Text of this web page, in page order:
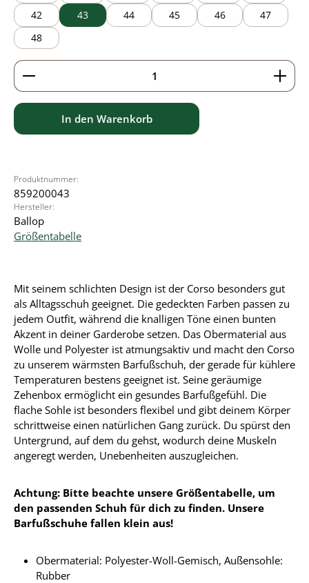
42
43 44 45 46
47
48
Produkt Anzahl: Gib den gewünschten Wert ein
In den Warenkorb
Produktnummer:
859200043
Hersteller:
Ballop
Größentabelle
Mit seinem schlichten Design ist der Corso besonders gut
als Alltagsschuh geeignet. Die gedeckten Farben passen zu
jedem Outfit, während die knalligen Töne einen bunten
Akzent in deiner Garderobe setzen. Das Obermaterial aus
Wolle und Polyester ist atmungsaktiv und macht den Corso
zu unserem wärmsten Barfußschuh, der gerade für kühlere
Temperaturen bestens geeignet ist. Seine geräumige
Zehenbox ermöglicht ein gesundes Barfußgefühl. Die
flache Sohle ist besonders flexibel und gibt deinem Körper
schrittweise einen natürlichen Gang zurück. Du spürst den
Untergrund, auf dem du gehst, wodurch deine Muskeln
angeregt werden, Unebenheiten auszugleichen.
Achtung: Bitte beachte unsere Größentabelle, um
den passenden Schuh für dich zu finden. Unsere
Barfußschuhe fallen klein aus!
Obermaterial: Polyester-Woll-Gemisch, Außensohle:
Rubber